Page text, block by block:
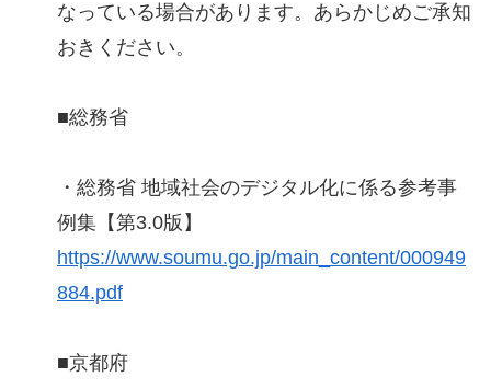
なっている場合があります。あらかじめご承知
おきください。
■総務省
・総務省 地域社会のデジタル化に係る参考事
例集【第3.0版】
https://www.soumu.go.jp/main_content/000949
884.pdf
■京都府